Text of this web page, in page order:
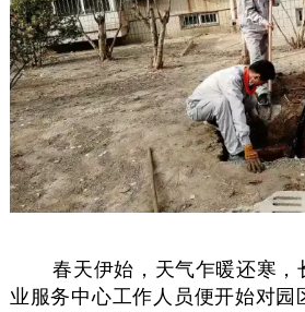
春天伊始，天气乍暖还寒，
业服务中心工作人员便开始对园